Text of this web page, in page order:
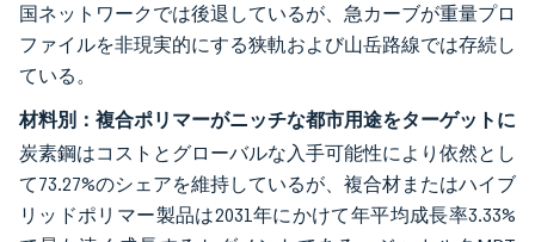
国ネットワークでは後退しているが、急カーブが重量プロ
ファイルを非現実的にする狭軌および山岳路線では存続し
ている。
材料別：複合ポリマーがニッチな都市用途をターゲットに
炭素鋼はコストとグローバルな入手可能性により依然とし
て73.27%のシェアを維持しているが、複合材またはハイブ
リッドポリマー製品は2031年にかけて年平均成長率3.33%